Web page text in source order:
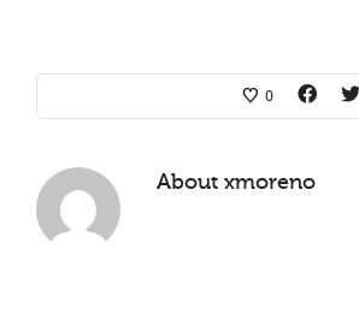
0
About xmoreno